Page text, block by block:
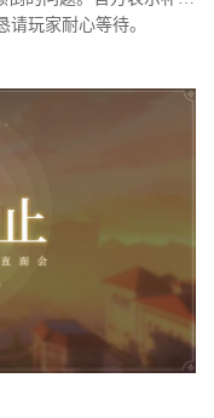
玩家耐心等待。